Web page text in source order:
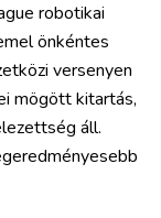
robotikai
önkéntes
versenyen
mögött kitartás,
áll.